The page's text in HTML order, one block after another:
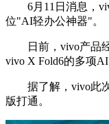
6月11日消息，
位"AI轻办公神器"。
日前，vivo产品经
vivo X Fold6的多项AI
据了解，vivo此次
版打通。